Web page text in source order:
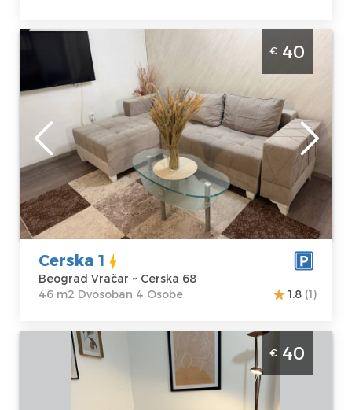
Dvosoban Apartman Cerska 1 Beograd
Vracar Apartman na dan za 4 osobe, sa
parkingom, Cubura.
Lokacija:
Beograd Vračar
Adresa: Cerska
68
Cena40 €
Gosti:4
Kvadratura :46
m2
Struktura :
Dvosoban
€ 40
Cerska 1
Beograd Vračar ~ Cerska 68
46 m2 Dvosoban 4 Osobe
1.8 (1)
Studio Apartman Jelena's Place Beograd
Centar Apartman Jelena's Place nalazi se u
samom centru grada u blizini Skadarlije
€ 40